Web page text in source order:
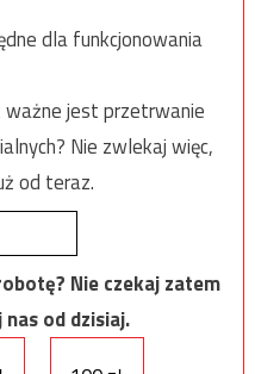
dla funkcjonowania
jest przetrwanie
Nie zwlekaj więc,
od teraz.
Nie czekaj zatem
od dzisiaj.